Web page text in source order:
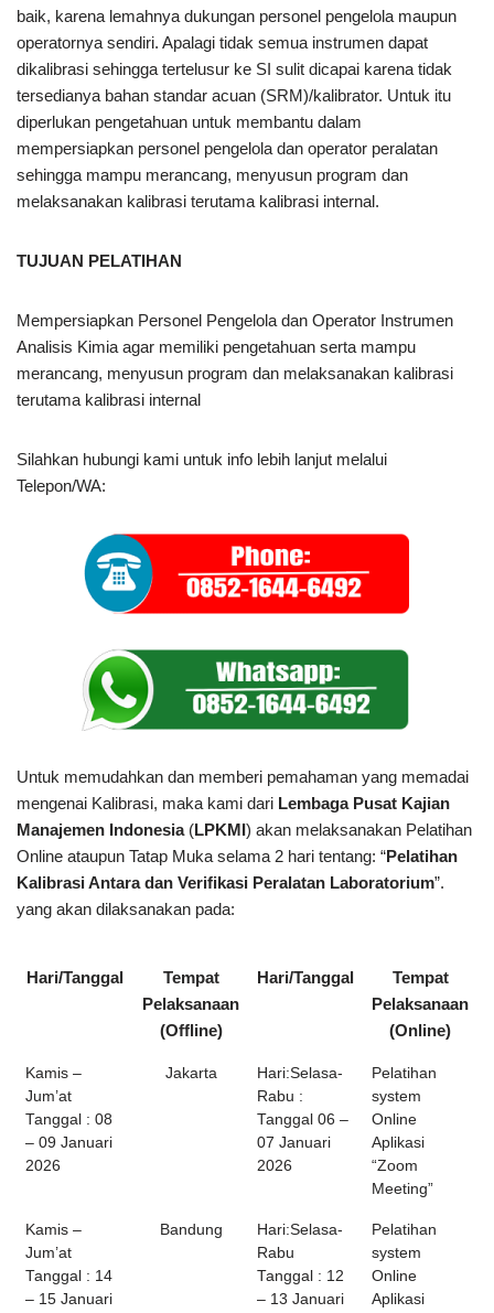
baik, karena lemahnya dukungan personel pengelola maupun
operatornya sendiri. Apalagi tidak semua instrumen dapat
dikalibrasi sehingga tertelusur ke SI sulit dicapai karena tidak
tersedianya bahan standar acuan (SRM)/kalibrator. Untuk itu
diperlukan pengetahuan untuk membantu dalam
mempersiapkan personel pengelola dan operator peralatan
sehingga mampu merancang, menyusun program dan
melaksanakan kalibrasi terutama kalibrasi internal.
TUJUAN PELATIHAN
Mempersiapkan Personel Pengelola dan Operator Instrumen
Analisis Kimia agar memiliki pengetahuan serta mampu
merancang, menyusun program dan melaksanakan kalibrasi
terutama kalibrasi internal
Silahkan hubungi kami untuk info lebih lanjut melalui
Telepon/WA:
Untuk memudahkan dan memberi pemahaman yang memadai
mengenai Kalibrasi, maka kami dari Lembaga Pusat Kajian
Manajemen Indonesia(LPKMI) akan melaksanakan Pelatihan
Online ataupun Tatap Muka selama 2 hari tentang: “Pelatihan
Kalibrasi Antara dan Verifikasi Peralatan Laboratorium”.
yang akan dilaksanakan pada:
Hari/Tanggal
Tempat
Pelaksanaan
(Offline)
Hari/Tanggal
Tempat
Pelaksanaan
(Online)
Kamis –
Jum’at
Tanggal : 08
– 09 Januari
2026
Jakarta
Hari:Selasa-
Rabu :
Tanggal 06 –
07 Januari
2026
Pelatihan
system
Online
Aplikasi
“Zoom
Meeting”
Kamis –
Jum’at
Tanggal : 14
– 15 Januari
Bandung
Hari:Selasa-
Rabu
Tanggal : 12
– 13 Januari
Pelatihan
system
Online
Aplikasi